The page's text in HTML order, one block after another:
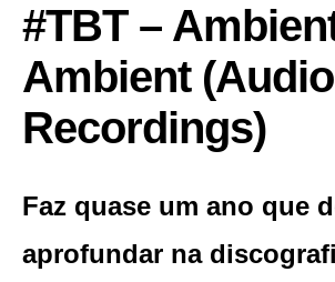
#TBT –
Ambient
Recordings)
Faz quase um ano que
aprofundar na